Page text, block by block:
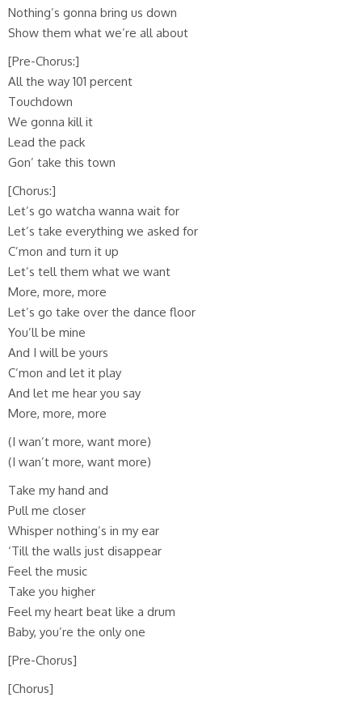
Nothing’s gonna bring us down
Show them what we’re all about
[Pre-Chorus:]
All the way 101 percent
Touchdown
We gonna kill it
Lead the pack
Gon’ take this town
[Chorus:]
Let’s go watcha wanna wait for
Let’s take everything we asked for
C’mon and turn it up
Let’s tell them what we want
More, more, more
Let’s go take over the dance floor
You’ll be mine
And I will be yours
C’mon and let it play
And let me hear you say
More, more, more
(I wan’t more, want more)
(I wan’t more, want more)
Take my hand and
Pull me closer
Whisper nothing’s in my ear
‘Till the walls just disappear
Feel the music
Take you higher
Feel my heart beat like a drum
Baby, you’re the only one
[Pre-Chorus]
[Chorus]